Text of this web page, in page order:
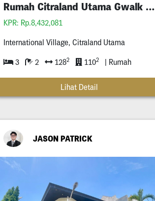
Rumah Citraland Utama Gwalk Full Furnished Murah
KPR: Rp.8,432,081
International Village, Citraland Utama
3 2 1282 1102 | Rumah
Lihat Detail
JASON PATRICK